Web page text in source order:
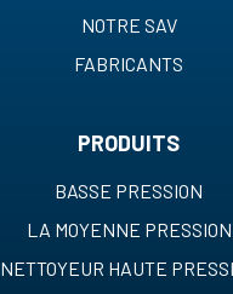
NOTRE SAV
FABRICANTS
PRODUITS
BASSE PRESSION
LA MOYENNE PRESSION
NETTOYEUR HAUTE